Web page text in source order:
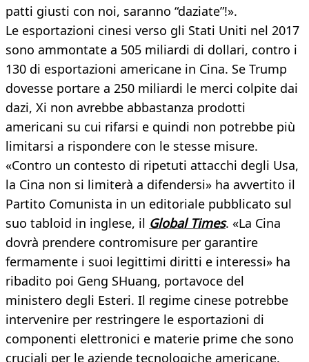
patti giusti con noi, saranno “daziate”!».
Le esportazioni cinesi verso gli Stati Uniti nel 2017
sono ammontate a 505 miliardi di dollari, contro i
130 di esportazioni americane in Cina. Se Trump
dovesse portare a 250 miliardi le merci colpite dai
dazi, Xi non avrebbe abbastanza prodotti
americani su cui rifarsi e quindi non potrebbe più
limitarsi a rispondere con le stesse misure.
«Contro un contesto di ripetuti attacchi degli Usa,
la Cina non si limiterà a difendersi» ha avvertito il
Partito Comunista in un editoriale pubblicato sul
suo tabloid in inglese, il Global Times. «La Cina
dovrà prendere contromisure per garantire
fermamente i suoi legittimi diritti e interessi» ha
ribadito poi Geng SHuang, portavoce del
ministero degli Esteri. Il regime cinese potrebbe
intervenire per restringere le esportazioni di
componenti elettronici e materie prime che sono
cruciali per le aziende tecnologiche americane.